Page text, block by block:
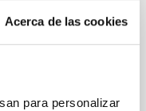
Acerca de las cookies
para personalizar
NIRCam data to